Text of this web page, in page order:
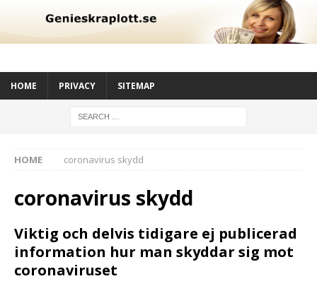
HOME PRIVACY SITEMAP
HOME coronavirus skydd
coronavirus skydd
Viktig och delvis tidigare ej publicerad
information hur man skyddar sig mot
coronaviruset